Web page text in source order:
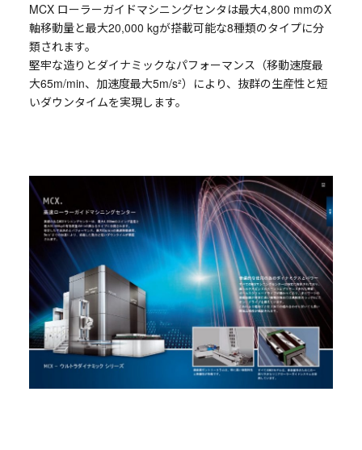
MCX ローラーガイドマシニングセンタは最大4,800 mmのX
軸移動量と最大20,000 kgが搭載可能な8種類のタイプに分
類されます。
堅牢な造りとダイナミックなパフォーマンス（移動速度最
大65m/min、加速度最大5m/s²）により、抜群の生産性と短
いダウンタイムを実現します。